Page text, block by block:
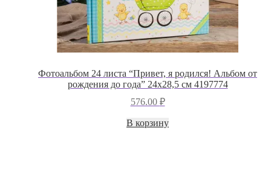
Фотоальбом 24 листа “Привет, я родился! Альбом от
рождения до года” 24х28,5 см 4197774
576.00 ₽
В корзину